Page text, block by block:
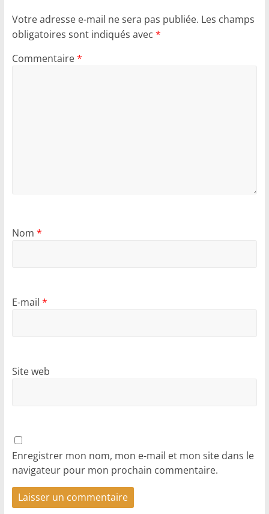
Votre adresse e-mail ne sera pas publiée. Les champs
obligatoires sont indiqués avec *
Commentaire*
Nom *
E-mail *
Site web
Enregistrer mon nom, mon e-mail et mon site dans le
navigateur pour mon prochain commentaire.